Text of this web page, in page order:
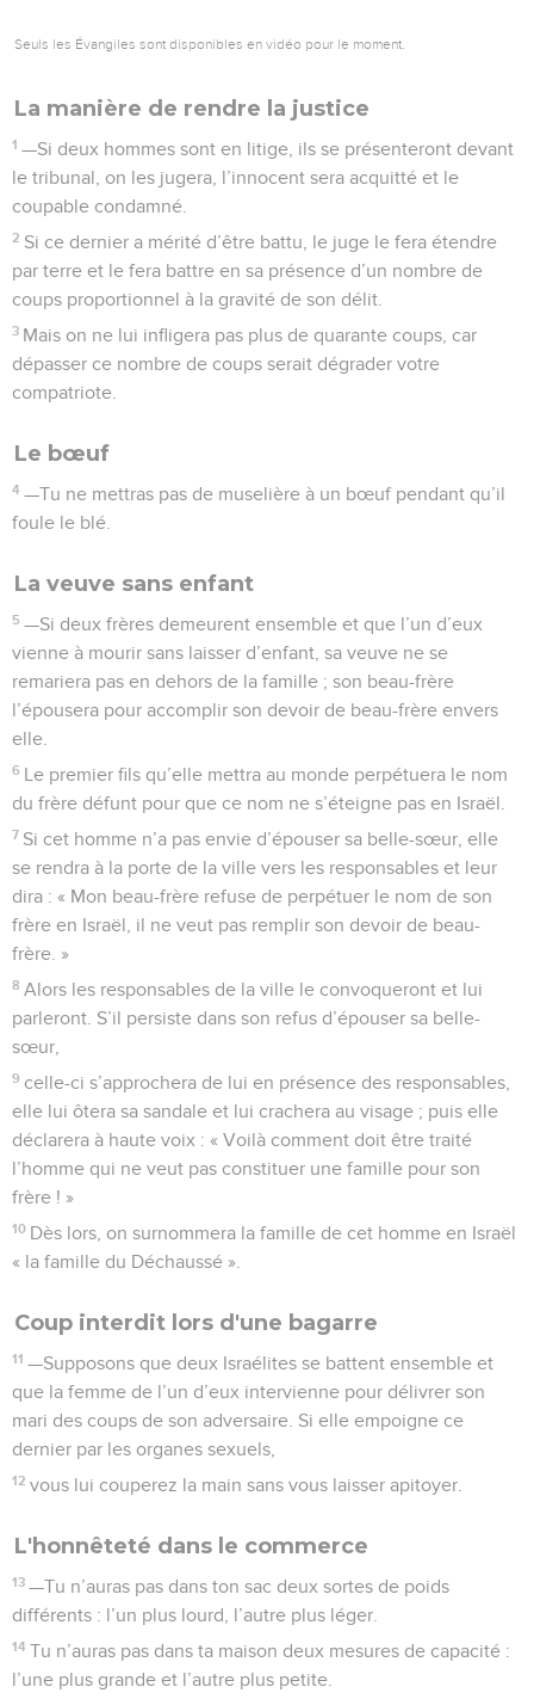
Seuls les Évangiles sont disponibles en vidéo pour le moment.
La manière de rendre la justice
1 —Si deux hommes sont en litige, ils se présenteront devant
le tribunal, on les jugera, l’innocent sera acquitté et le
coupable condamné.
2 Si ce dernier a mérité d’être battu, le juge le fera étendre
par terre et le fera battre en sa présence d’un nombre de
coups proportionnel à la gravité de son délit.
3 Mais on ne lui infligera pas plus de quarante coups, car
dépasser ce nombre de coups serait dégrader votre
compatriote.
Le bœuf
4 —Tu ne mettras pas de muselière à un bœuf pendant qu’il
foule le blé.
La veuve sans enfant
5 —Si deux frères demeurent ensemble et que l’un d’eux
vienne à mourir sans laisser d’enfant, sa veuve ne se
remariera pas en dehors de la famille ; son beau-frère
l’épousera pour accomplir son devoir de beau-frère envers
elle.
6 Le premier fils qu’elle mettra au monde perpétuera le nom
du frère défunt pour que ce nom ne s’éteigne pas en Israël.
7 Si cet homme n’a pas envie d’épouser sa belle-sœur, elle
se rendra à la porte de la ville vers les responsables et leur
dira : « Mon beau-frère refuse de perpétuer le nom de son
frère en Israël, il ne veut pas remplir son devoir de beau-
frère. »
8 Alors les responsables de la ville le convoqueront et lui
parleront. S’il persiste dans son refus d’épouser sa belle-
sœur,
9 celle-ci s’approchera de lui en présence des responsables,
elle lui ôtera sa sandale et lui crachera au visage ; puis elle
déclarera à haute voix : « Voilà comment doit être traité
l’homme qui ne veut pas constituer une famille pour son
frère ! »
10 Dès lors, on surnommera la famille de cet homme en Israël
« la famille du Déchaussé ».
Coup interdit lors d'une bagarre
11 —Supposons que deux Israélites se battent ensemble et
que la femme de l’un d’eux intervienne pour délivrer son
mari des coups de son adversaire. Si elle empoigne ce
dernier par les organes sexuels,
12 vous lui couperez la main sans vous laisser apitoyer.
L'honnêteté dans le commerce
13 —Tu n’auras pas dans ton sac deux sortes de poids
différents : l’un plus lourd, l’autre plus léger.
14 Tu n’auras pas dans ta maison deux mesures de capacité :
l’une plus grande et l’autre plus petite.